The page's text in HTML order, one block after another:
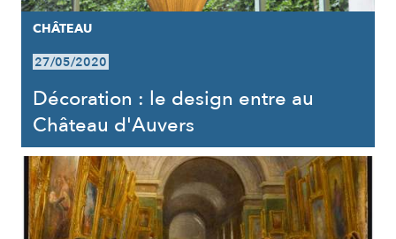
CHÂTEAU
27/05/2020
Décoration : le design entre au
Château d'Auvers